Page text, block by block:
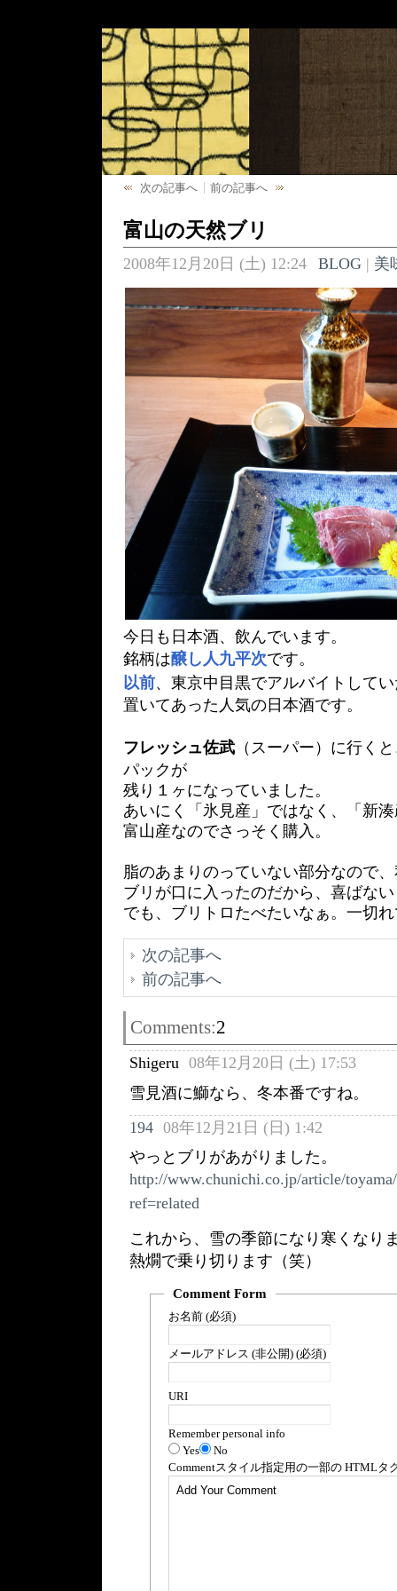
次の記事へ 前の記事へ
富山の天然ブリ
2008年12月20日 (土) 12:24 BLOG| 美
今日も日本酒、飲んでいます。
銘柄は醸し人九平次です。
以前、東京中目黒でアルバイトして
置いてあった人気の日本酒です。
フレッシュ佐武 （スーパー）に行く
パックが
残り１ヶになっていました。
あいにく「氷見産」ではなく、「新
富山産なのでさっそく購入。
脂のあまりのっていない部分なので
ブリが口に入ったのだから、喜ばな
でも、ブリトロたべたいなぁ。一切
次の記事へ
前の記事へ
Comments:2
Shigeru 08年12月20日 (土) 17:53
雪見酒に鰤なら、冬本番ですね。
194 08年12月21日 (日) 1:42
やっとブリがあがりました。
http://www.chunichi.co.jp/article/
ref=related
これから、雪の季節になり寒くなり
熱燗で乗り切ります（笑）
Comment Form
お名前 (必須)
メールアドレス (非公開) (必須)
URI
Remember personal info
Yes
No
Commentスタイル指定用の一部の HTMLタ